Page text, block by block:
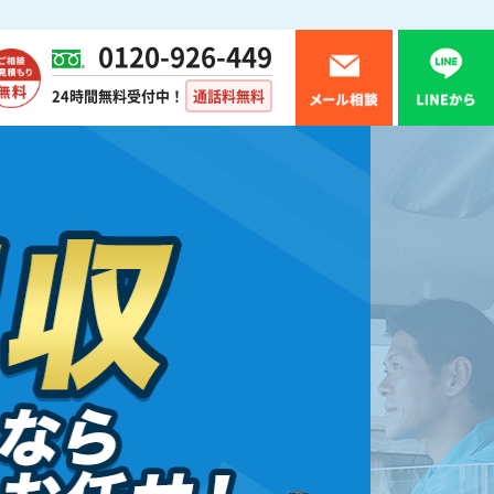
0120-926-449
24時間無料受付中！ 通話料無料